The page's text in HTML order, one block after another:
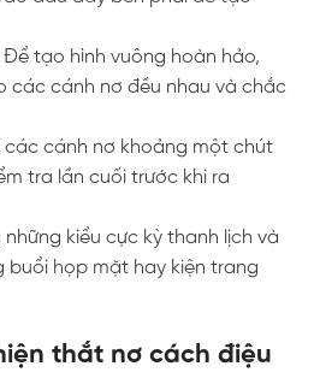
Để tạo hình vuông hoàn hảo,
các cánh nơ đều nhau và chắc
các cánh nơ khoảng một chút
tra lần cuối trước khi ra
kiểu cực kỳ thanh lịch và
họp mặt hay kiện trang
thắt nơ cách điệu